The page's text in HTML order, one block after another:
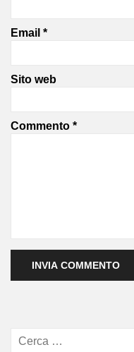
Email *
Sito web
Commento *